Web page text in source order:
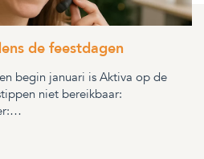
de feestdagen
begin januari is Aktiva op de
niet bereikbaar: